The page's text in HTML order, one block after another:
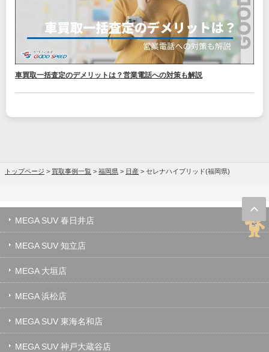
車買取一括査定のデメリットは？営業電話への対策も解説
トップページ > 買取事例一覧 > 福岡県 > 日産 > セレナハイブリッド(福岡県)
MEGA SUV 春日井店
MEGA SUV 知立店
MEGA 大垣店
MEGA 浜松店
MEGA SUV 東海名和店
MEGA SUV 神戸大蔵谷店